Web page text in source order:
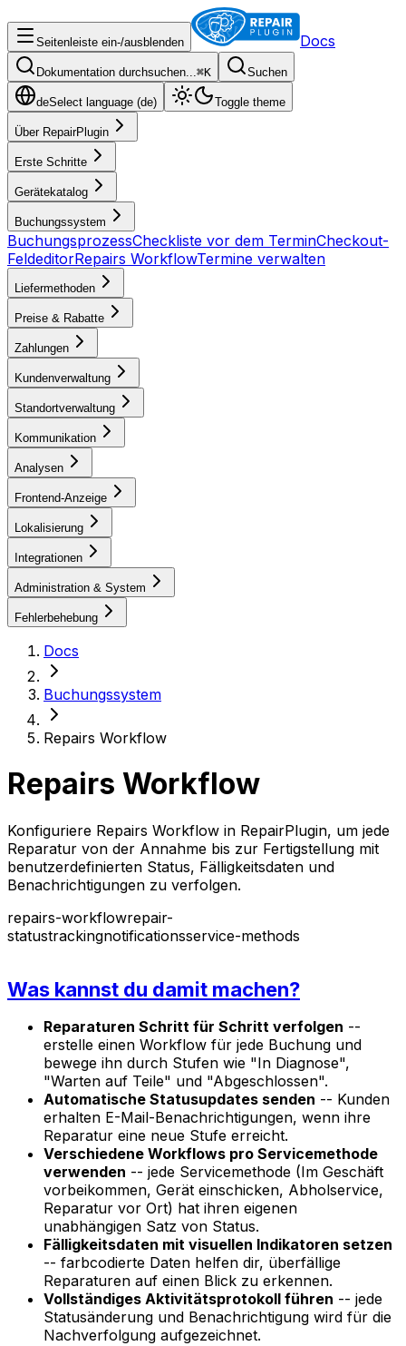
Seitenleiste ein-/ausblenden Docs
Dokumentation durchsuchen...⌘K Suchen
deSelect language (de) Toggle theme
Über RepairPlugin
Erste Schritte
Gerätekatalog
Buchungssystem
BuchungsprozessCheckliste vor dem TerminCheckout-
FeldeditorRepairs WorkflowTermine verwalten
Liefermethoden
Preise & Rabatte
Zahlungen
Kundenverwaltung
Standortverwaltung
Kommunikation
Analysen
Frontend-Anzeige
Lokalisierung
Integrationen
Administration & System
Fehlerbehebung
Docs
Buchungssystem
Repairs Workflow
Repairs Workflow
Konfiguriere Repairs Workflow in RepairPlugin, um jede
Reparatur von der Annahme bis zur Fertigstellung mit
benutzerdefinierten Status, Fälligkeitsdaten und
Benachrichtigungen zu verfolgen.
repairs-workflowrepair-
statustrackingnotificationsservice-methods
Was kannst du damit machen?
Reparaturen Schritt für Schritt verfolgen --
erstelle einen Workflow für jede Buchung und
bewege ihn durch Stufen wie "In Diagnose",
"Warten auf Teile" und "Abgeschlossen".
Automatische Statusupdates senden -- Kunden
erhalten E-Mail-Benachrichtigungen, wenn ihre
Reparatur eine neue Stufe erreicht.
Verschiedene Workflows pro Servicemethode
verwenden -- jede Servicemethode (Im Geschäft
vorbeikommen, Gerät einschicken, Abholservice,
Reparatur vor Ort) hat ihren eigenen
unabhängigen Satz von Status.
Fälligkeitsdaten mit visuellen Indikatoren setzen
-- farbcodierte Daten helfen dir, überfällige
Reparaturen auf einen Blick zu erkennen.
Vollständiges Aktivitätsprotokoll führen -- jede
Statusänderung und Benachrichtigung wird für die
Nachverfolgung aufgezeichnet.